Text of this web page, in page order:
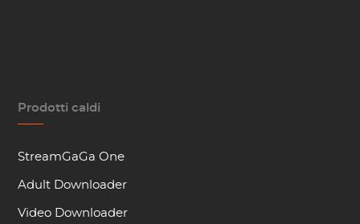
Prodotti caldi
StreamGaGa One
Adult Downloader
Video Downloader